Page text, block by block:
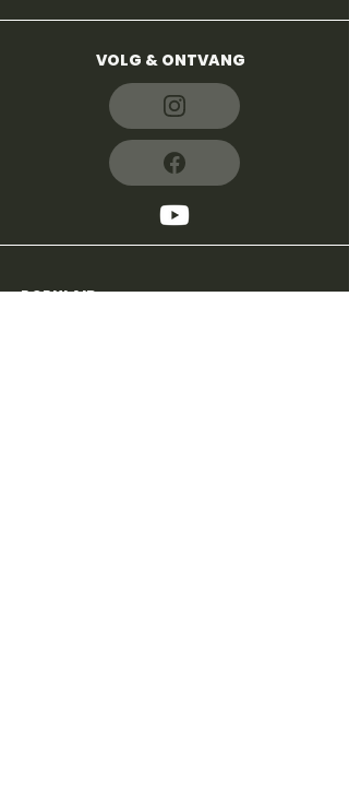
So Easy (To Fall In
Love) - Olivia Dean
VOLG & ONTVANG
POPULAIR